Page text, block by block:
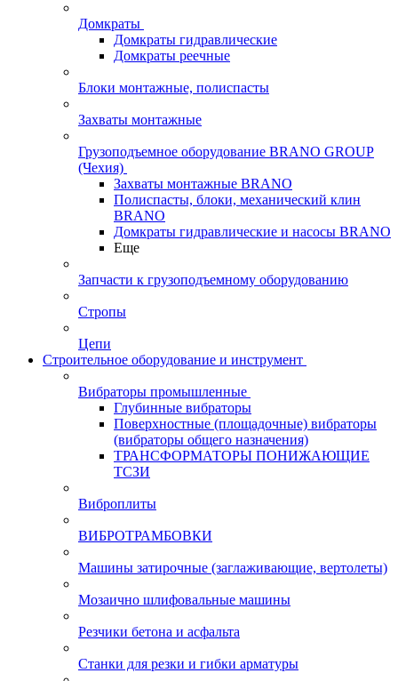
Домкраты
Домкраты гидравлические
Домкраты реечные
Блоки монтажные, полиспасты
Захваты монтажные
Грузоподъемное оборудование BRANO GROUP
(Чехия)
Захваты монтажные BRANO
Полиспасты, блоки, механический клин
BRANO
Домкраты гидравлические и насосы BRANO
Еще
Запчасти к грузоподъемному оборудованию
Стропы
Цепи
Строительное оборудование и инструмент
Вибраторы промышленные
Глубинные вибраторы
Поверхностные (площадочные) вибраторы
(вибраторы общего назначения)
ТРАНСФОРМАТОРЫ ПОНИЖАЮЩИЕ
ТСЗИ
Виброплиты
ВИБРОТРАМБОВКИ
Машины затирочные (заглаживающие, вертолеты)
Мозаично шлифовальные машины
Резчики бетона и асфальта
Станки для резки и гибки арматуры